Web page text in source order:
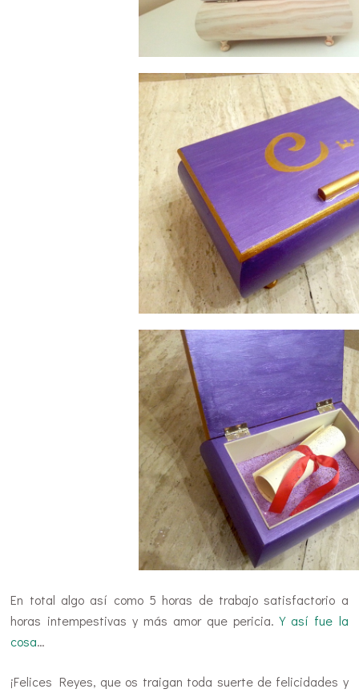
En total algo así como 5 horas de trabajo satisfactorio a
horas intempestivas y más amor que pericia.Y así fue la
cosa…
¡Felices Reyes, que os traigan toda suerte de felicidades y